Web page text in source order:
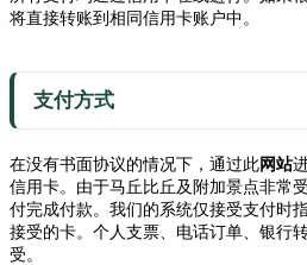
将直接转账到相同信用卡账户中。
支付方式
在没有书面协议的情况下，通过此网站
信用卡。由于马丘比丘及附加景点非常
付完成付款。我们的系统仅接受支付时
接受的卡。个人支票、电话订单、银行
受。